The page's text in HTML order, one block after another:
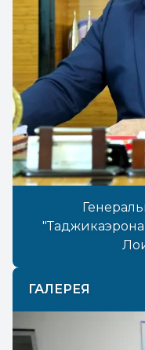
ГАЛЕРЕЯ